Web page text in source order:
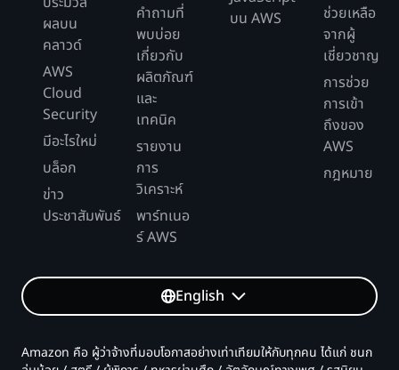
ผลบน
คลาวด์
AWS
Cloud
Security
มีอะไรใหม่
บล็อก
ข่าว
ประชาสัมพันธ์
คำถามที่
พบบ่อย
เกี่ยวกับ
ผลิตภัณฑ์
และ
เทคนิค
รายงาน
การ
วิเคราะห์
พาร์ทเนอ
ร์ AWS
บน AWS
ช่วยเหลือ
จากผู้
เชี่ยวชาญ
การช่วย
การเข้า
ถึงของ
AWS
กฎหมาย
English
Amazon คือ ผู้ว่าจ้างที่มอบโอกาสอย่างเท่าเทียมให้กับทุกคน ได้แก่ ชนก